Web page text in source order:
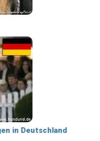
in Deutschland